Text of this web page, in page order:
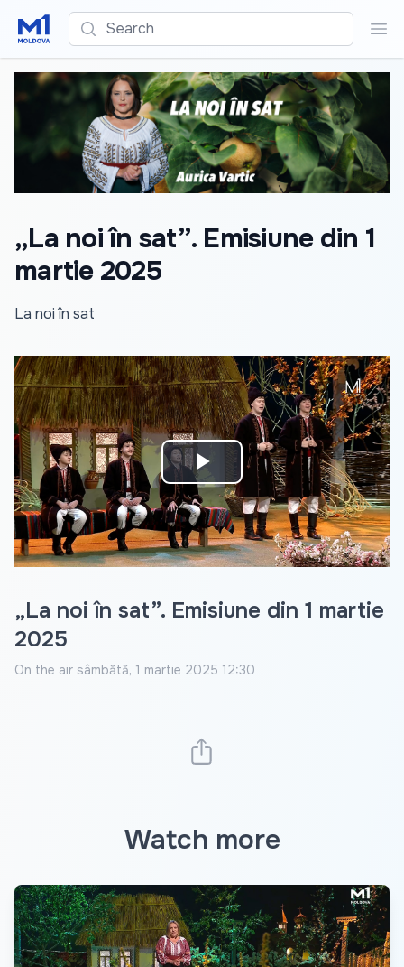
Search
„La noi în sat”. Emisiune din 1
martie 2025
La noi în sat
Play
Video
„La noi în sat”. Emisiune din 1 martie
2025
On the air sâmbătă, 1 martie 2025 12:30
Watch more